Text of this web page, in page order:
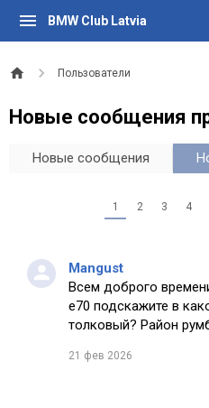
BMW Club Latvia
Пользователи
Новые сообщения
Новые сообщения
1 2 3 4
Mangust
Всем доброго
е70 подскажите в
толковый? Район
21 фев 2026